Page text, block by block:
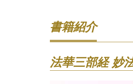
書籍紹介
法華三部経 妙